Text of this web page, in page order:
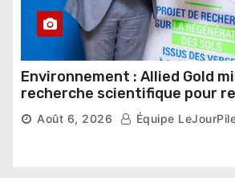
Environnement : Allied Gold
recherche scientifique pour
sols de ses sites miniers
Août 6, 2026 Équipe